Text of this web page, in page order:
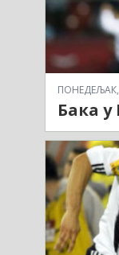
ПОНЕДЕЉАК,
Бака